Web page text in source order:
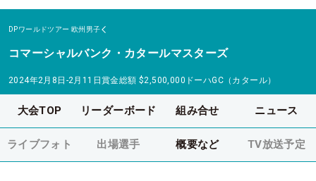
DPワールドツアー 欧州男子
コマーシャルバンク・カタールマスターズ
2024年2月8日-2月11日賞金総額 $2,500,000 ドーハGC（カタール）
大会TOP リーダーボード 組み合せ ニュース
ライブフォト 出場選手 概要など TV放送予定